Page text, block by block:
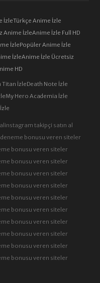
İzleTürkçe Anime İzle
Anime İzleAnime İzle Full HD
İzlePopüler Anime İzle
İzleAnime İzle Ücretsiz
HD
Titan İzleDeath Note İzle
My Hero Academia İzle
instagram takipçi satın al
deneme bonusu veren siteler
bonusu veren siteler
bonusu veren siteler
bonusu veren siteler
bonusu veren siteler
bonusu veren siteler
bonusu veren siteler
bonusu veren siteler
bonusu veren siteler
bonusu veren siteler
bonusu veren siteler